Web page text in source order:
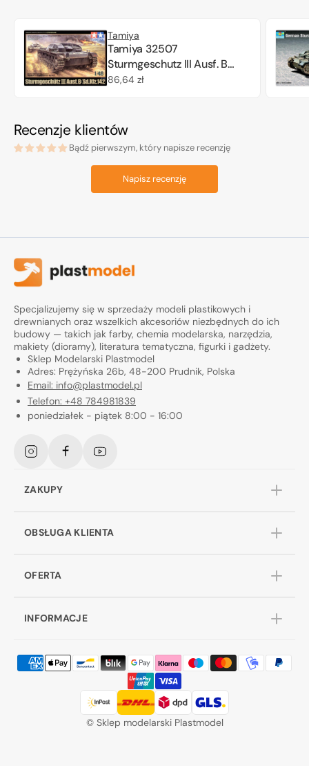
Tamiya
Tamiya 32507
Sturmgeschutz III Ausf. B
(Sd.Kfz. 142)
Cena
86,64 zł
Recenzje klientów
Bądź pierwszym, który napisze recenzję
Napisz recenzję
Specjalizujemy się w sprzedaży modeli plastikowych i
drewnianych oraz wszelkich akcesoriów niezbędnych do ich
budowy — takich jak farby, chemia modelarska, narzędzia,
makiety (dioramy), literatura tematyczna, figurki i gadżety.
Sklep Modelarski Plastmodel
Adres: Prężyńska 26b, 48-200 Prudnik, Polska
Email: info@plastmodel.pl
Telefon: +48 784981839
poniedziałek - piątek 8:00 - 16:00
InstagramFacebookYouTube
ZAKUPY
OBSŁUGA KLIENTA
OFERTA
INFORMACJE
© Sklep modelarski Plastmodel